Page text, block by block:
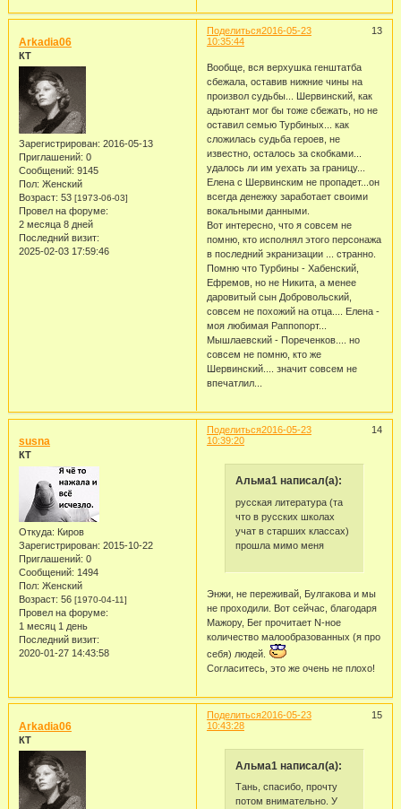
Поделиться 13
2016-05-23
10:35:44
Arkadia06
КТ
Зарегистрирован: 2016-05-13
Приглашений: 0
Сообщений: 9145
Пол: Женский
Возраст: 53 [1973-06-03]
Провел на форуме:
2 месяца 8 дней
Последний визит:
2025-02-03 17:59:46
Вообще, вся верхушка генштатба
сбежала, оставив нижние чины на
произвол судьбы... Шервинский, как
адьютант мог бы тоже сбежать, но не
оставил семью Турбиных... как
сложилась судьба героев, не
известно, осталось за скобками...
удалось ли им уехать за границу...
Елена с Шервинским не пропадет...он
всегда денежку заработает своими
вокальными данными.
Вот интересно, что я совсем не
помню, кто исполнял этого персонажа
в последний экранизации ... странно.
Помню что Турбины - Хабенский,
Ефремов, но не Никита, а менее
даровитый сын Добровольский,
совсем не похожий на отца.... Елена -
моя любимая Раппопорт...
Мышлаевский - Пореченков.... но
совсем не помню, кто же
Шервинский.... значит совсем не
впечатлил...
Поделиться 14
2016-05-23
10:39:20
susna
КТ
Откуда: Киров
Зарегистрирован: 2015-10-22
Приглашений: 0
Сообщений: 1494
Пол: Женский
Возраст: 56 [1970-04-11]
Провел на форуме:
1 месяц 1 день
Последний визит:
2020-01-27 14:43:58
Альма1 написал(а):
русская литература (та
что в русских школах
учат в старших классах)
прошла мимо меня
Энжи, не переживай, Булгакова и мы
не проходили. Вот сейчас, благодаря
Мажору, Бег прочитает N-ное
количество малообразованных (я про
себя) людей.
Согласитесь, это же очень не плохо!
Поделиться 15
2016-05-23
10:43:28
Arkadia06
КТ
Альма1 написал(а):
Тань, спасибо, прочту
потом внимательно. У